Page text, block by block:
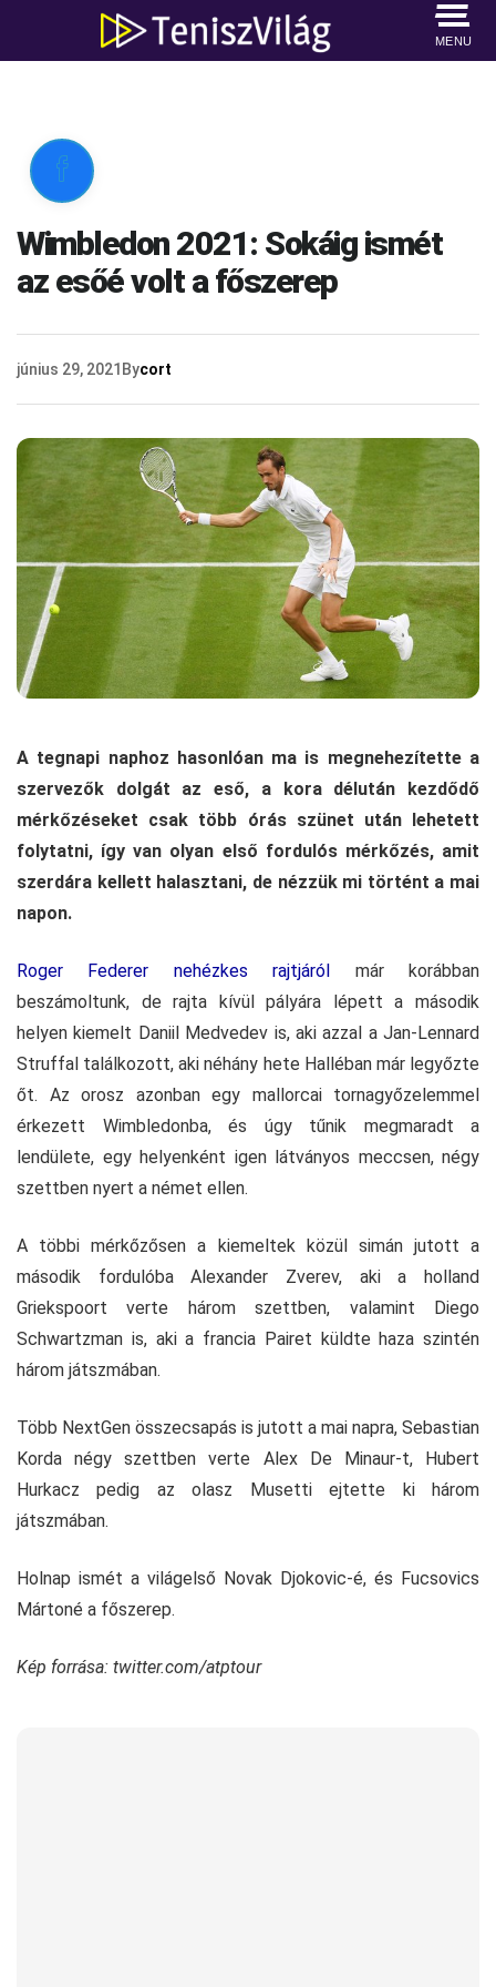
MENU

Wimbledon 2021: Sokáig ismét
az esőé volt a főszerep
június 29, 2021 Bycort
A tegnapi naphoz hasonlóan ma is megnehezítette a
szervezők dolgát az eső, a kora délután kezdődő
mérkőzéseket csak több órás szünet után lehetett
folytatni, így van olyan első fordulós mérkőzés, amit
szerdára kellett halasztani, de nézzük mi történt a mai
napon.
Roger Federer nehézkes rajtjáról
már korábban
beszámoltunk, de rajta kívül pályára lépett a második
helyen kiemelt Daniil Medvedev is, aki azzal a Jan-Lennard
Struffal találkozott, aki néhány hete Halléban már legyőzte
őt. Az orosz azonban egy mallorcai tornagyőzelemmel
érkezett Wimbledonba, és úgy tűnik megmaradt a
lendülete, egy helyenként igen látványos meccsen, négy
szettben nyert a német ellen.
A többi mérkőzősen a kiemeltek közül simán jutott a
második fordulóba Alexander Zverev, aki a holland
Griekspoort verte három szettben, valamint Diego
Schwartzman is, aki a francia Pairet küldte haza szintén
három játszmában.
Több NextGen összecsapás is jutott a mai napra, Sebastian
Korda négy szettben verte Alex De Minaur-t, Hubert
Hurkacz pedig az olasz Musetti ejtette ki három
játszmában.
Holnap ismét a világelső Novak Djokovic-é, és Fucsovics
Mártoné a főszerep.
Kép forrása: twitter.com/atptour